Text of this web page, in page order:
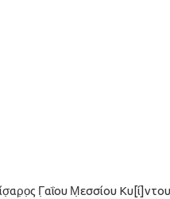
Γ̣αΐου Μ̣εσσίου